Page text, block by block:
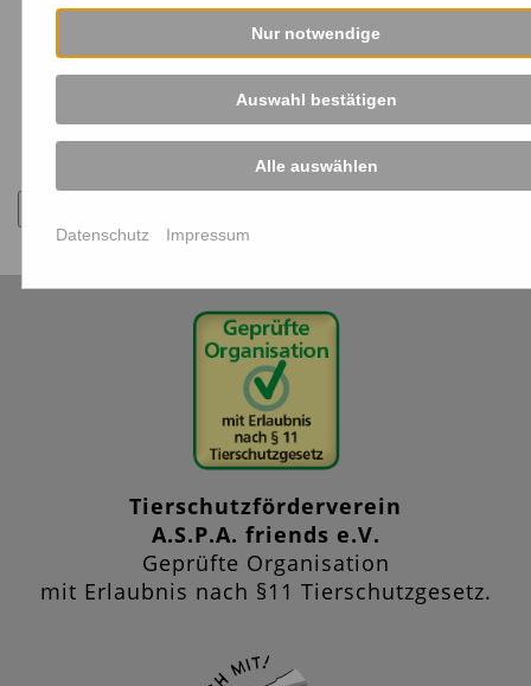
Tierschutzförderverein
A.S.P.A. friends e.V.
Geprüfte Organisation
mit Erlaubnis nach §11 Tierschutzgesetz.
Nur notwendige
Auswahl bestätigen
Alle auswählen
Datenschutz Impressum